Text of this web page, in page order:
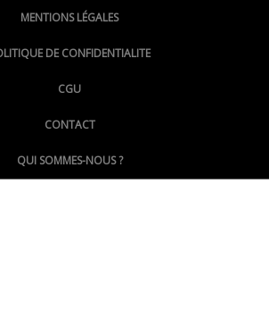
MENTIONS LÉGALES
DE CONFIDENTIALITE
CGU
CONTACT
QUI SOMMES-NOUS ?